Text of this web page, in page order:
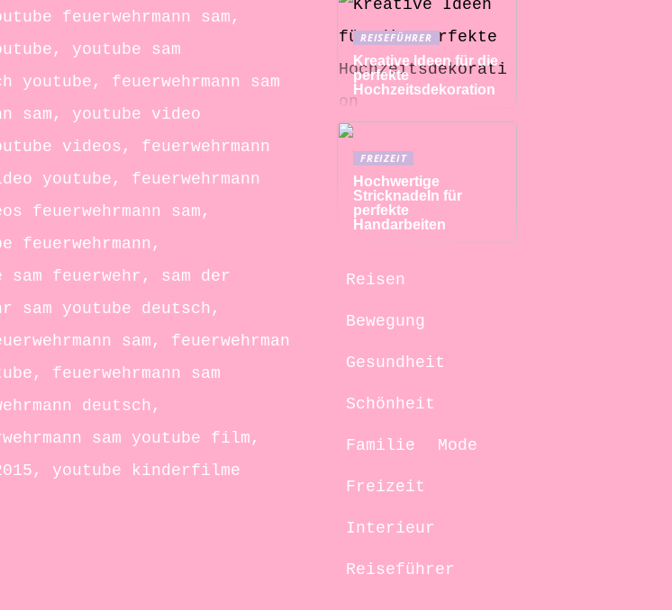
feuerwehrmann sam,
youtube sam
youtube, feuerwehrmann sam
sam, youtube video
videos, feuerwehrmann
youtube, feuerwehrmann
feuerwehrmann sam,
feuerwehrmann,
sam feuerwehr, sam der
sam youtube deutsch,
sam, feuerwehrman
feuerwehrmann sam
deutsch,
sam youtube film,
youtube kinderfilme
REISEFÜHRER
Kreative Ideen für die
perfekte
Hochzeitsdekoration
FREIZEIT
Hochwertige
Stricknadeln für
perfekte
Handarbeiten
Reisen
Bewegung
Gesundheit
Schönheit
Familie Mode
Freizeit
Interieur
Reiseführer